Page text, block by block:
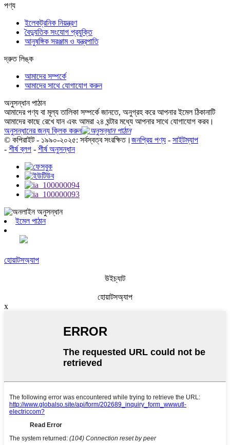
পণ্য
ইলেকট্রনিক নিয়ন্ত্রণ
বৈদ্যুতিক সংযোগ প্রযুক্তি
আনুষঙ্গিক সরঞ্জাম ও যন্ত্রপাতি
দ্রুত লিঙ্ক
আমাদের সম্পর্কে
আমাদের সাথে যোগাযোগ করুন
অনুসন্ধান পাঠান
আমাদের পণ্য বা মূল্য তালিকা সম্পর্কে জানতে, অনুগ্রহ করে আপনার ইমেল ঠিকানাটি
আমাদের কাছে রেখে যান এবং আমরা ২৪ ঘন্টার মধ্যে আপনার সাথে যোগাযোগ করব।
অনুসন্ধানের জন্য ক্লিক করুন
© কপিরাইট - ১৯৯০-২০২৫: সর্বস্বত্ব সংরক্ষিত। জনপ্রিয় পণ্য - সাইটম্যাপ
- শীর্ষ ব্লগ - শীর্ষ অনুসন্ধান
ইমেল পাঠান
হোয়াটসঅ্যাপ
উইচ্যাট
হোয়াটসঅ্যাপ
x